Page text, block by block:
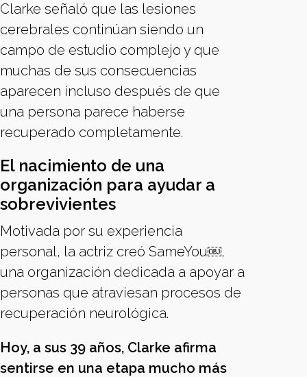
Clarke señaló que las lesiones
cerebrales continúan siendo un
campo de estudio complejo y que
muchas de sus consecuencias
aparecen incluso después de que
una persona parece haberse
recuperado completamente.
El nacimiento de una
organización para ayudar a
sobrevivientes
Motivada por su experiencia
personal, la actriz creó SameYou￼,
una organización dedicada a apoyar a
personas que atraviesan procesos de
recuperación neurológica.
Hoy, a sus 39 años, Clarke afirma
sentirse en una etapa mucho más